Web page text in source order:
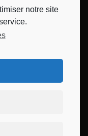
de 10h à
CSC
notre site